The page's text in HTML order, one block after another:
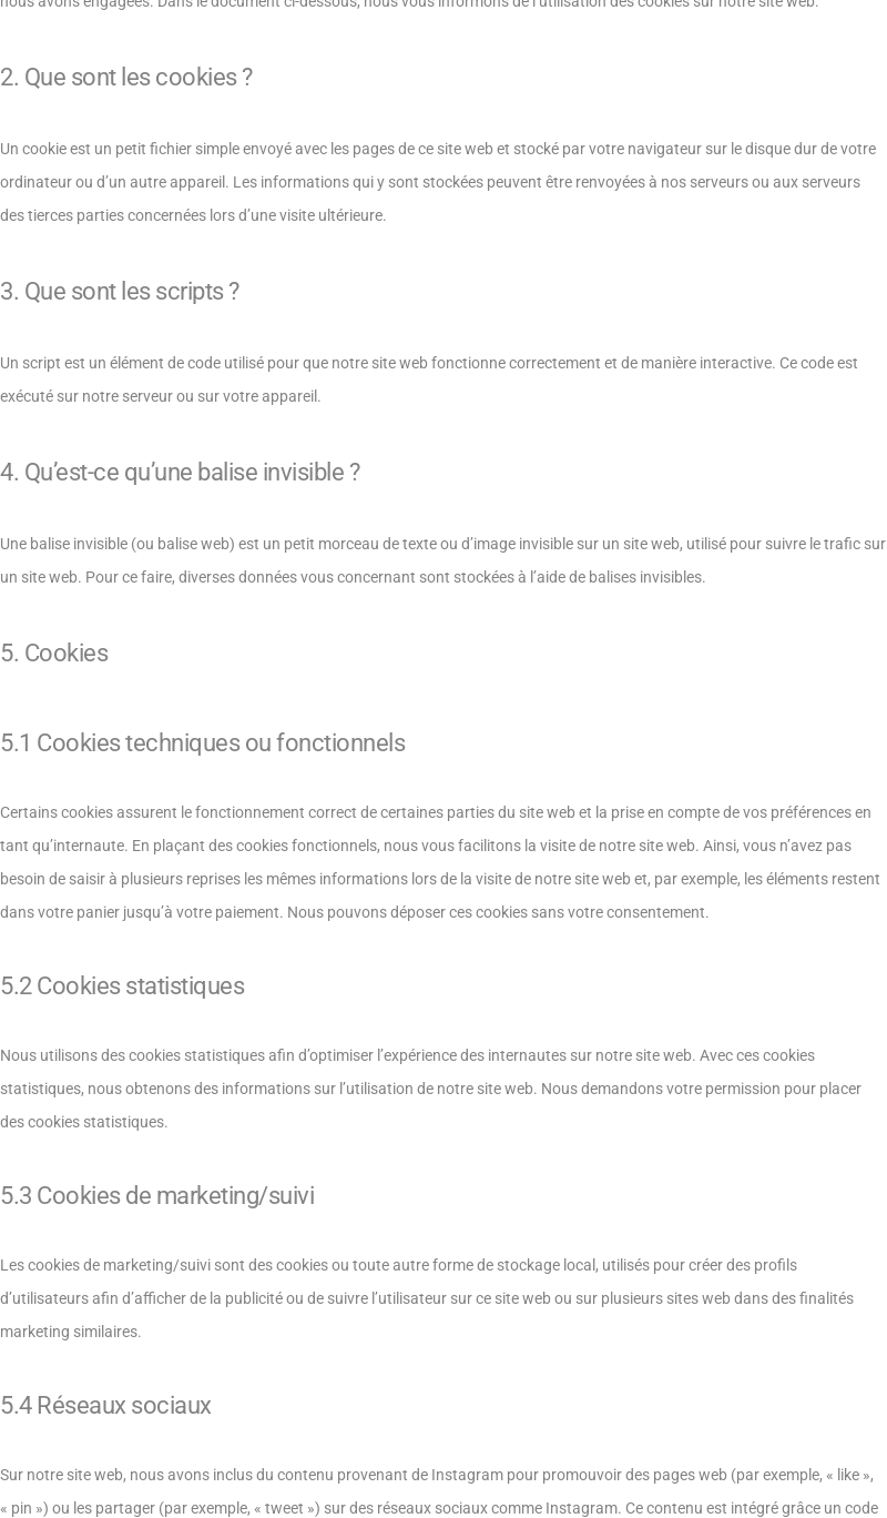
2. Que sont les cookies ?
Un cookie est un petit fichier simple envoyé avec les pages de ce site web et stocké par votre navigateur sur le disque dur de votre
ordinateur ou d’un autre appareil. Les informations qui y sont stockées peuvent être renvoyées à nos serveurs ou aux serveurs
des tierces parties concernées lors d’une visite ultérieure.
3. Que sont les scripts ?
Un script est un élément de code utilisé pour que notre site web fonctionne correctement et de manière interactive. Ce code est
exécuté sur notre serveur ou sur votre appareil.
4. Qu’est-ce qu’une balise invisible ?
Une balise invisible (ou balise web) est un petit morceau de texte ou d’image invisible sur un site web, utilisé pour suivre le trafic sur
un site web. Pour ce faire, diverses données vous concernant sont stockées à l’aide de balises invisibles.
5. Cookies
5.1 Cookies techniques ou fonctionnels
Certains cookies assurent le fonctionnement correct de certaines parties du site web et la prise en compte de vos préférences en
tant qu’internaute. En plaçant des cookies fonctionnels, nous vous facilitons la visite de notre site web. Ainsi, vous n’avez pas
besoin de saisir à plusieurs reprises les mêmes informations lors de la visite de notre site web et, par exemple, les éléments restent
dans votre panier jusqu’à votre paiement. Nous pouvons déposer ces cookies sans votre consentement.
5.2 Cookies statistiques
Nous utilisons des cookies statistiques afin d’optimiser l’expérience des internautes sur notre site web. Avec ces cookies
statistiques, nous obtenons des informations sur l’utilisation de notre site web. Nous demandons votre permission pour placer
des cookies statistiques.
5.3 Cookies de marketing/suivi
Les cookies de marketing/suivi sont des cookies ou toute autre forme de stockage local, utilisés pour créer des profils
d’utilisateurs afin d’afficher de la publicité ou de suivre l’utilisateur sur ce site web ou sur plusieurs sites web dans des finalités
marketing similaires.
5.4 Réseaux sociaux
Sur notre site web, nous avons inclus du contenu provenant de Instagram pour promouvoir des pages web (par exemple, « like »,
« pin ») ou les partager (par exemple, « tweet ») sur des réseaux sociaux comme Instagram. Ce contenu est intégré grâce un code